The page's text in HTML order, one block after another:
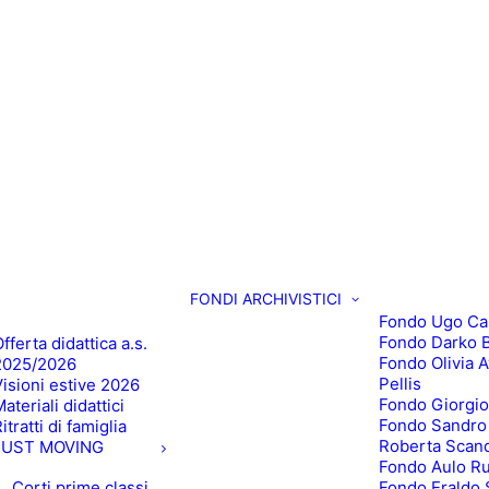
didattica a.s.
2026
estive 2026
didattici
di famiglia
MOVING
FONDI ARCHIVISTICI
Fondo Ugo
Fondo Darko
Fondo Olivia
Pellis
Fondo
Fondo
Roberta
Fondo Aulo